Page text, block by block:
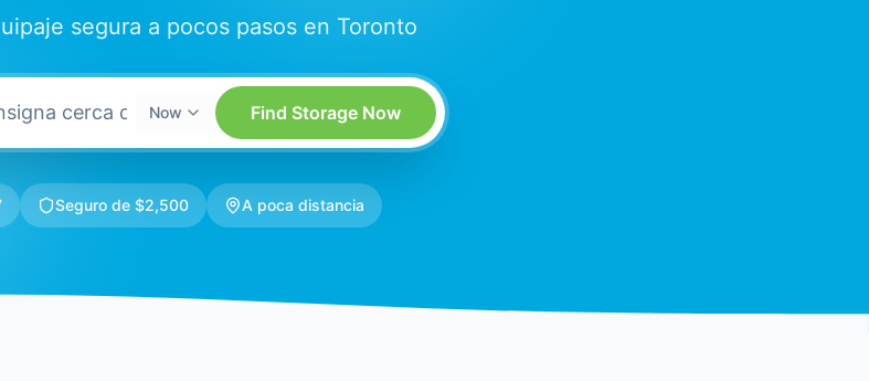
segura a pocos pasos en Toronto
Now Find Storage Now
Seguro de $2,500 A poca distancia